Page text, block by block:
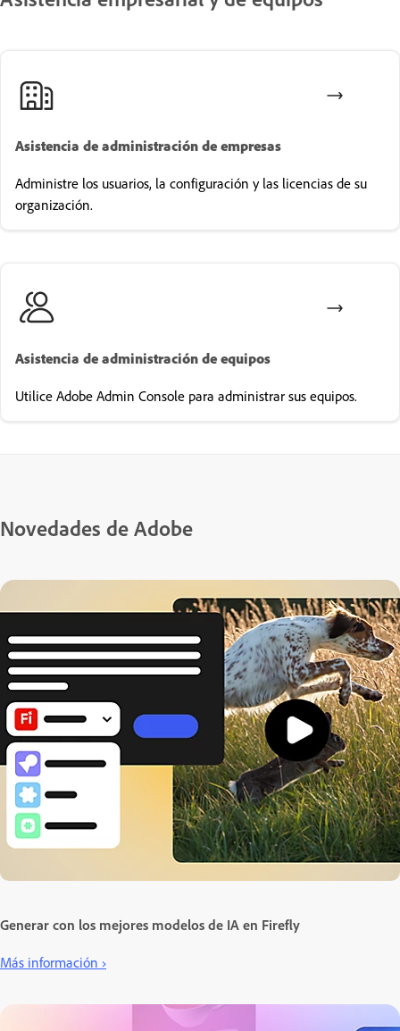
Asistencia de administración de empresas
Administre los usuarios, la configuración y las licencias de su
organización.
Asistencia de administración de equipos
Utilice Adobe Admin Console para administrar sus equipos.
Novedades de Adobe
Generar con los mejores modelos de IA en Firefly
Más información ›